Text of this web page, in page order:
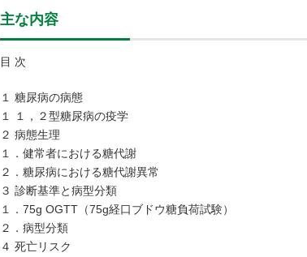
主な内容
目 次
１ 糖尿病の病態
１ １，２型糖尿病の疫学
２ 病態生理
１．健常者における糖代謝
２．糖尿病における糖代謝異常
３ 診断基準と病型分類
１．75g OGTT（75g経口ブドウ糖負荷試験）
２．病型分類
４ 死亡リスク